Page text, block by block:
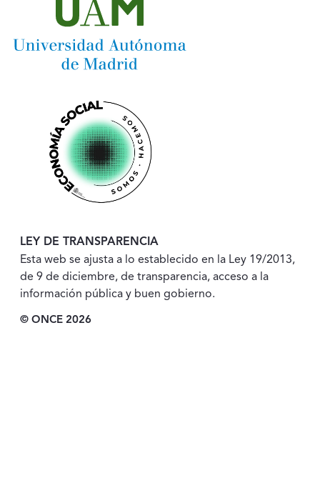
LEY DE TRANSPARENCIA
Esta web se ajusta a lo establecido en la Ley 19/2013,
de 9 de diciembre, de transparencia, acceso a la
información pública y buen gobierno.
© ONCE 2026